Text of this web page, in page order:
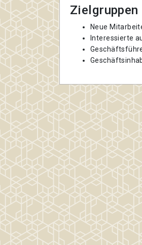
Zielgruppen
Neue
Interessierte